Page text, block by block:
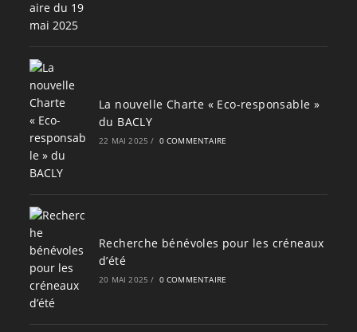
La nouvelle Charte « Eco-responsable »
du BACLY
22 MAI 2025 / 0 COMMENTAIRE
Recherche bénévoles pour les créneaux
d’été
20 MAI 2025 / 0 COMMENTAIRE